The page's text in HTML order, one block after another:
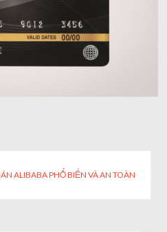
hàng giúp web phản hồi
ALIBABA PHỔ BIẾN VÀ AN TOÀN